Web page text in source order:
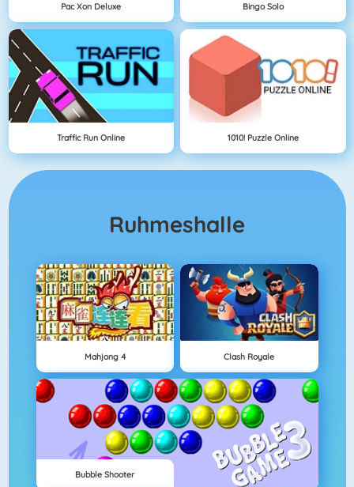
Pac Xon Deluxe Bingo Solo
Traffic Run Online 1010! Puzzle Online
Ruhmeshalle
Mahjong 4 Clash Royale
Bubble Shooter